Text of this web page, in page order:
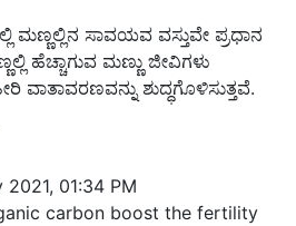
ಸಾವಯವ ವಸ್ತುವೇ ಪ್ರಧಾನ
ಹೆಚ್ಚಾಗುವ ಮಣ್ಣು ಜೀವಿಗಳು
ವಾತಾವರಣವನ್ನು ಶುದ್ಧಗೊಳಿಸುತ್ತವೆ.
2021, 01:34 PM
carbon boost the fertility